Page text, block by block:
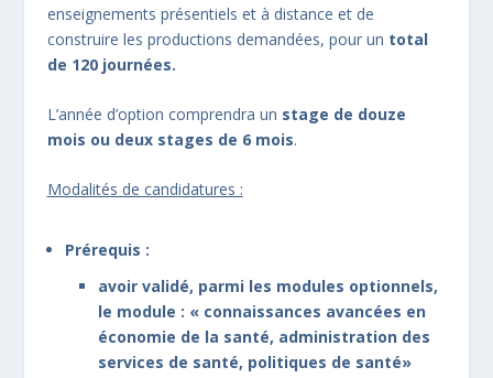
enseignements présentiels et à distance et de
construire les productions demandées, pour un total
de 120 journées.
L’année d’option comprendra un stage de douze
mois ou deux stages de 6 mois.
Modalités de candidatures :
Prérequis :
avoir validé, parmi les modules optionnels,
le module : « connaissances avancées en
économie de la santé, administration des
services de santé, politiques de santé»